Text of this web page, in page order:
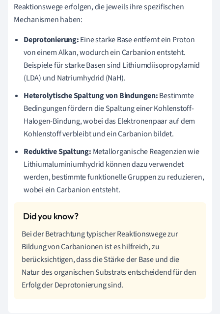
Reaktionswege erfolgen, die jeweils ihre spezifischen
Mechanismen haben:
Deprotonierung:Eine starke Base entfernt ein Proton
von einem Alkan, wodurch ein Carbanion entsteht.
Beispiele für starke Basen sind Lithiumdiisopropylamid
(LDA) und Natriumhydrid (NaH).
Heterolytische Spaltung von Bindungen:Bestimmte
Bedingungen fördern die Spaltung einer Kohlenstoff-
Halogen-Bindung, wobei das Elektronenpaar auf dem
Kohlenstoff verbleibt und ein Carbanion bildet.
Reduktive Spaltung: Metallorganische Reagenzien wie
Lithiumaluminiumhydrid können dazu verwendet
werden, bestimmte funktionelle Gruppen zu reduzieren,
wobei ein Carbanion entsteht.
Bei der Betrachtung typischer Reaktionswege zur
Bildung von Carbanionen ist es hilfreich, zu
berücksichtigen, dass die Stärke der Base und die
Natur des organischen Substrats entscheidend für den
Erfolg der Deprotonierung sind.